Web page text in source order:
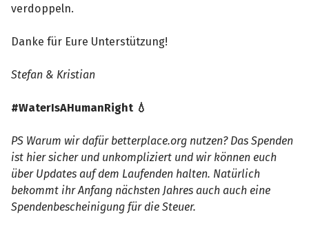
verdoppeln.
Danke für Eure Unterstützung!
Stefan & Kristian
#WaterIsAHumanRight 💧
PS Warum wir dafür betterplace.org nutzen? Das Spenden
ist hier sicher und unkompliziert und wir können euch
über Updates auf dem Laufenden halten. Natürlich
bekommt ihr Anfang nächsten Jahres auch auch eine
Spendenbescheinigung für die Steuer.